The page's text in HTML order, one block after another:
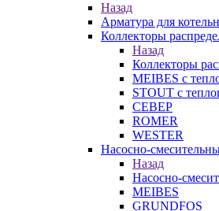
Назад
Арматура для
Коллекторы
Назад
Коллекторы
MEIBES с
STOUT с
СЕВЕР
ROMER
WESTER
Насосно-
Назад
Насосно-
MEIBES
GRUNDFOS